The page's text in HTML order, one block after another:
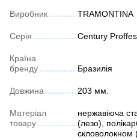
Виробник TRAMONTINA
Серія Century
Країна
бренду
Бразилія
Довжина 203 мм.
Матеріал
товару
нержавіюча
(лезо),
скловолокном